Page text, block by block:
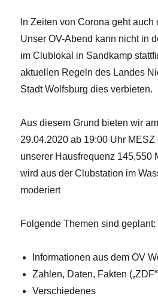
In Zeiten von Corona geht
Unser OV-Abend kann nicht in
im Clublokal in Sandkamp
aktuellen Regeln des Landes
Stadt Wolfsburg dies verbieten.
Aus diesem Grund bieten wir
29.04.2020 ab 19:00 Uhr
unserer Hausfrequenz 145,550
wird aus der Clubstation im
moderiert
Folgende Themen sind geplant:
Informationen aus dem OV
Zahlen, Daten, Fakten
Verschiedenes